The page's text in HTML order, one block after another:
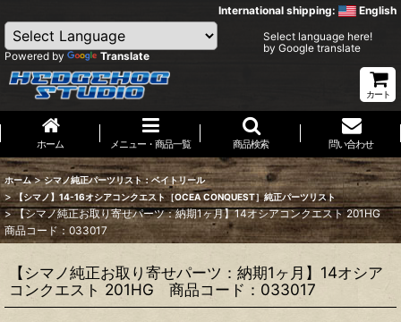
International shipping: English
Powered by Translate
Select language here!
by Google translate
カート
ホーム メニュー・商品一覧 商品検索 問い合わせ
ホーム > シマノ純正パーツリスト：ベイトリール
> 【シマノ】14-16オシアコンクエスト［OCEA CONQUEST］純正パーツリスト
> 【シマノ純正お取り寄せパーツ：納期1ヶ月】14オシアコンクエスト 201HG
商品コード：033017
【シマノ純正お取り寄せパーツ：納期1ヶ月】14オシア
コンクエスト 201HG 商品コード：033017